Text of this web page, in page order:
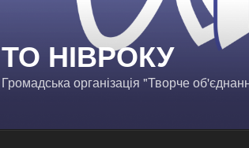
ТО НІВРОКУ
Громадська організація "Творче